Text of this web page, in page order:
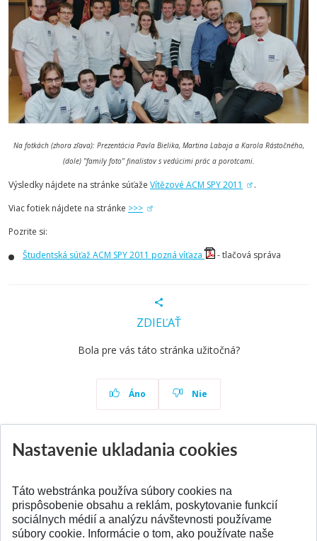
Na fotkách (zhora zľava): Prezentácia Pavla Bielika, Martina Labaja a Karola Rástočného,
(dole) "family foto" finalistov s vedúcimi prác a porotcami.
Výsledky nájdete na stránke súťaže Vítězové ACM SPY 2011
.
Viac fotiek nájdete na stránke >>>
Pozrite si:
Študentská súťaž ACM SPY 2011 pozná víťaza
- tlačová správa
ZDIEĽAŤ
Bola pre vás táto stránka užitočná?
Áno Nie
Nastavenie ukladania cookies
Táto webstránka používa súbory cookies na
prispôsobenie obsahu a reklám, poskytovanie funkcií
sociálnych médií a analýzu návštevnosti používame
súbory cookie. Informácie o tom, ako používate naše